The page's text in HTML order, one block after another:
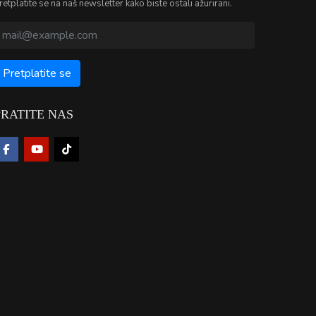
se na naš newsletter kako biste ostali ažurirani.
NAS